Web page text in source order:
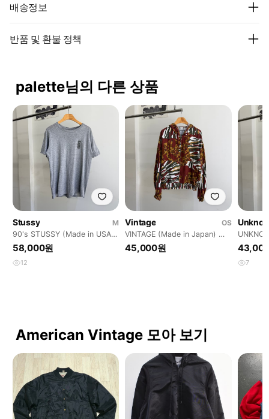
배송정보
반품 및 환불 정책
palette님의 다른 상품
Stussy
M
90's STUSSY (Made in USA)
반팔 티셔츠
58,000원
12
Vintage
OS
VINTAGE (Made in Japan) 패
턴 집업 자켓
45,000원
넬 롱슬
7
American Vintage 모아 보기